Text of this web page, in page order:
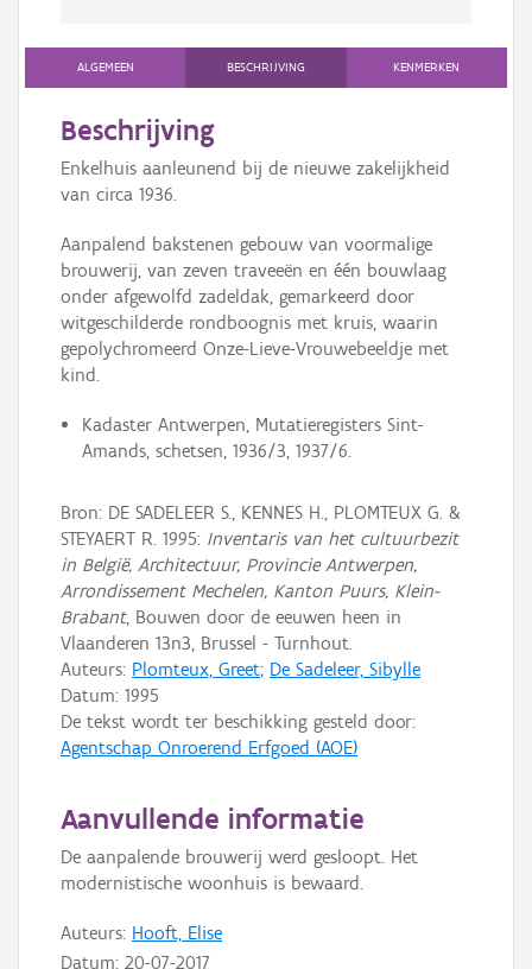
ALGEMEEN BESCHRIJVING KENMERKEN
Beschrijving
Enkelhuis aanleunend bij de nieuwe zakelijkheid
van circa 1936.
Aanpalend bakstenen gebouw van voormalige
brouwerij, van zeven traveeën en één bouwlaag
onder afgewolfd zadeldak, gemarkeerd door
witgeschilderde rondboognis met kruis, waarin
gepolychromeerd Onze-Lieve-Vrouwebeeldje met
kind.
Kadaster Antwerpen, Mutatieregisters Sint-
Amands, schetsen, 1936/3, 1937/6.
Bron: DE SADELEER S., KENNES H., PLOMTEUX G. &
STEYAERT R. 1995: Inventaris van het cultuurbezit
in België, Architectuur, Provincie Antwerpen,
Arrondissement Mechelen, Kanton Puurs, Klein-
Brabant, Bouwen door de eeuwen heen in
Vlaanderen 13n3, Brussel - Turnhout.
Auteurs: Plomteux, Greet; De Sadeleer, Sibylle
Datum: 1995
De tekst wordt ter beschikking gesteld door:
Agentschap Onroerend Erfgoed (AOE)
Aanvullende informatie
De aanpalende brouwerij werd gesloopt. Het
modernistische woonhuis is bewaard.
Auteurs: Hooft, Elise
Datum: 20-07-2017